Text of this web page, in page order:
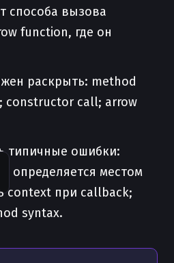
способа вызова
function, где он
раскрыть: method
constructor call; arrow
типичные ошибки:
определяется местом
context при callback;
syntax.